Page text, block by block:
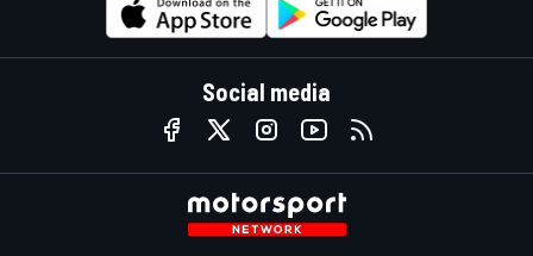
Social media